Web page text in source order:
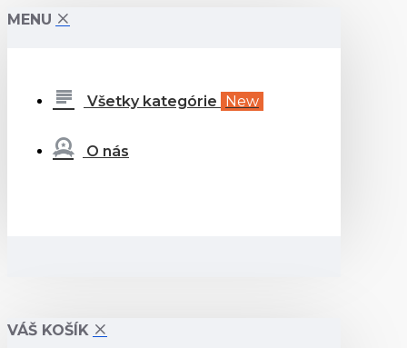
MENU
Všetky kategórie New
O nás
VÁŠ KOŠÍK